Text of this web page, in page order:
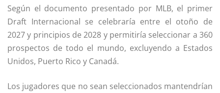
Según el documento presentado por MLB, el primer
Draft Internacional se celebraría entre el otoño de
2027 y principios de 2028 y permitiría seleccionar a 360
prospectos de todo el mundo, excluyendo a Estados
Unidos, Puerto Rico y Canadá.
Los jugadores que no sean seleccionados mantendrían